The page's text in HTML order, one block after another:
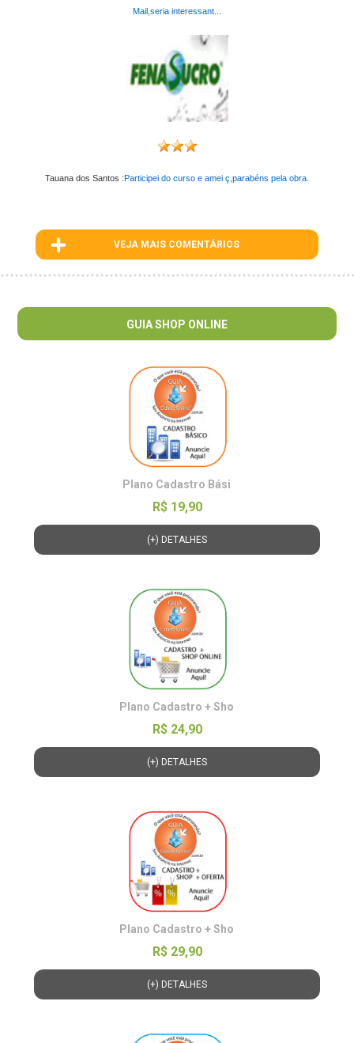
Mail,seria interessant...
Tauana dos Santos :Participei do curso e amei ç,parabéns pela obra.
VEJA MAIS COMENTÁRIOS
GUIA SHOP ONLINE
Plano Cadastro Bási
R$ 19,90
(+) DETALHES
Plano Cadastro + Sho
R$ 24,90
(+) DETALHES
Plano Cadastro + Sho
R$ 29,90
(+) DETALHES